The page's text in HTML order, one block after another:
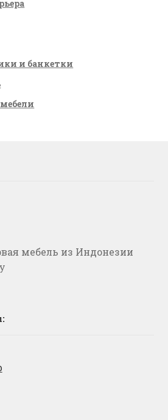
и банкетки
мебель из Индонезии